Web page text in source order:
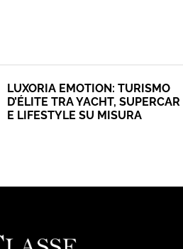
LUXORIA EMOTION: TURISMO
D’ÉLITE TRA YACHT, SUPERCAR
E LIFESTYLE SU MISURA